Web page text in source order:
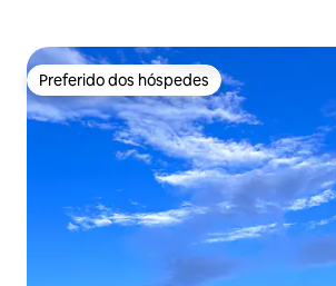
diferente dos seus hotéis padrão. E
Craig Parkin, o proprietário do único e
extravagante 88 Place e uma das
pessoas mais adoráveis que conheci em
minhas viagens, se esforçou para
garantir que sua experiência seja tudo o
que você quer que seja. Quando
chegamos à exótica Chiang Mai, fomos
calorosamente recebidos antes mesmo
de entrarmos em sua residência
palaciana – Craig ficou na estrada e
Preferido dos hóspedes
Preferido dos hóspedes